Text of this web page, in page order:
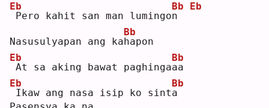
Eb
Pero kahit san man lumingon
Bb Eb
Nasusulyapan ang ka h
Bb
apon
Eb
At sa aking bawat paghingaa
Bb
a
Eb
Ikaw ang nasa isip ko sinta
Bb